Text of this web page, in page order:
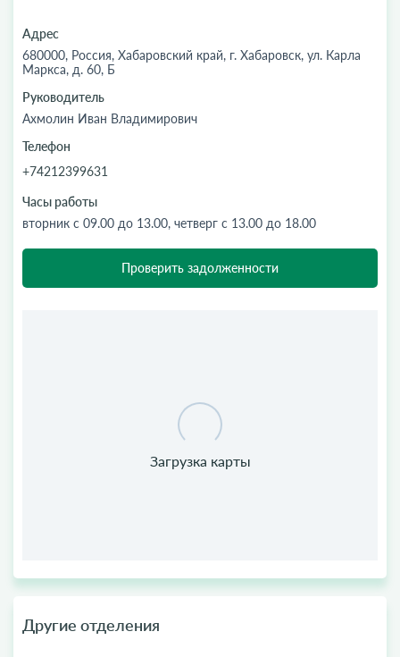
Адрес
680000, Россия, Хабаровский край, г. Хабаровск, ул. Карла
Маркса, д. 60, Б
Руководитель
Ахмолин Иван Владимирович
Телефон
+74212399631
Часы работы
вторник с 09.00 до 13.00, четверг с 13.00 до 18.00
Проверить задолженности
Другие отделения